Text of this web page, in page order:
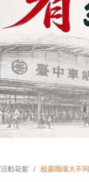
活動花絮 校園職場大不